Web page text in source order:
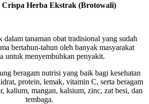
Crispa Herba Ekstrak (Brotowali)
tanaman obat tradisional yang sudah
bertahun-tahun oleh banyak masyarakat
untuk menyembuhkan penyakit.
beragam nutrisi yang baik bagi kesehatan
protein, lemak, vitamin C, serta beragam
kalium, mangan, kalsium, zinc, zat besi, dan
tembaga.